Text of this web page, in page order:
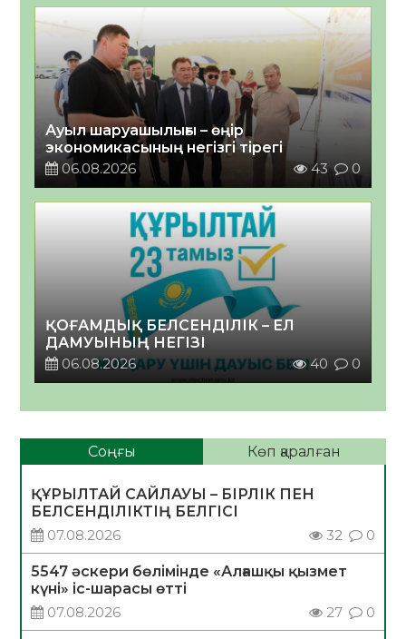
Ауыл шаруашылығы – өңір
экономикасының негізгі тірегі
06.08.2026
43 0
ҚОҒАМДЫҚ БЕЛСЕНДІЛІК – ЕЛ
ДАМУЫНЫҢ НЕГІЗІ
06.08.2026
40 0
Соңғы Көп қаралған
ҚҰРЫЛТАЙ САЙЛАУЫ – БІРЛІК ПЕН
БЕЛСЕНДІЛІКТІҢ БЕЛГІСІ
07.08.2026
32 0
5547 әскери бөлімінде «Алғашқы қызмет
күні» іс-шарасы өтті
07.08.2026
27 0